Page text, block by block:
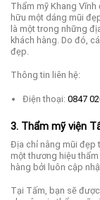
Thẩm mỹ Khang
hữu một dáng mũi
là một trong những
khách hàng. Do đó,
đẹp.
Thông tin liên hệ:
Điện thoại: 0847
3. Thẩm mỹ viện
Địa chỉ nâng mũi đẹp
một thương hiệu
hàng bởi luôn cập
Tại Tấm, bạn sẽ